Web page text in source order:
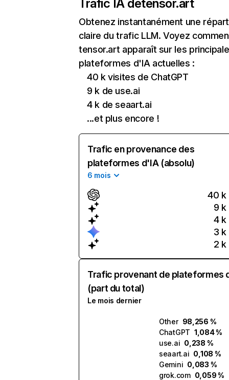
Trafic IA detensor.art
Obtenez instantanément une
claire du trafic LLM. Voyez
tensor.art apparaît sur les
plateformes d'IA actuelles :
40 k visites de ChatGPT
9 k de use.ai
4 k de seaart.ai
...et plus encore !
Trafic en provenance des
plateformes d'IA (absolu)
6 mois
40 k
9 k
4 k
3 k
2 k
Trafic provenant de plateformes
(part du total)
Le mois dernier
Other 98,256 %
ChatGPT 1,084 %
use.ai 0,238 %
seaart.ai 0,108 %
Gemini 0,083 %
grok.com 0,059 %